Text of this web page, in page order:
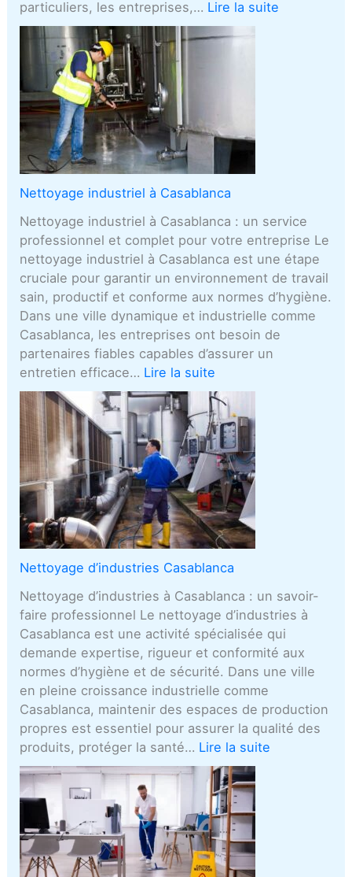
particuliers, les entreprises,… Lire la suite
Nettoyage industriel à Casablanca
Nettoyage industriel à Casablanca : un service
professionnel et complet pour votre entreprise Le
nettoyage industriel à Casablanca est une étape
cruciale pour garantir un environnement de travail
sain, productif et conforme aux normes d’hygiène.
Dans une ville dynamique et industrielle comme
Casablanca, les entreprises ont besoin de
partenaires fiables capables d’assurer un
entretien efficace… Lire la suite
Nettoyage d’industries Casablanca
Nettoyage d’industries à Casablanca : un savoir-
faire professionnel Le nettoyage d’industries à
Casablanca est une activité spécialisée qui
demande expertise, rigueur et conformité aux
normes d’hygiène et de sécurité. Dans une ville
en pleine croissance industrielle comme
Casablanca, maintenir des espaces de production
propres est essentiel pour assurer la qualité des
produits, protéger la santé… Lire la suite